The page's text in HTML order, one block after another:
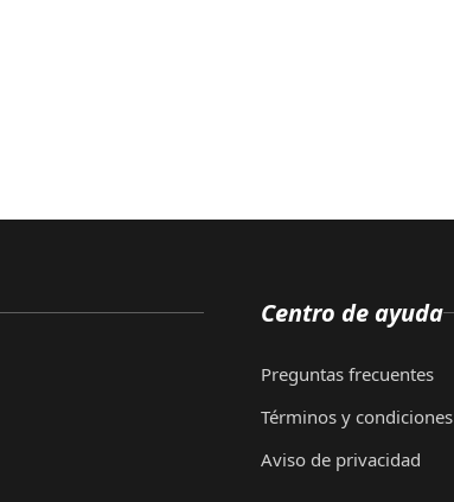
Centro de ayuda
Preguntas frecuentes
Términos y condiciones
Aviso de privacidad